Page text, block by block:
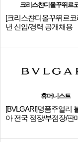
크리스챤디올꾸뛰르
[크리스챤디올꾸뛰르코
년 신입/경력 공개채용
휴머니스트
[BVLGARI]명품주얼리
아 전국 점장/부점장/판